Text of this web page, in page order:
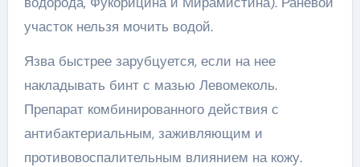
участок нельзя мочить водой.
Язва быстрее зарубцуется, если на нее
накладывать бинт с мазью Левомеколь.
Препарат комбинированного действия с
антибактериальным, заживляющим и
противовоспалительным влиянием на кожу.